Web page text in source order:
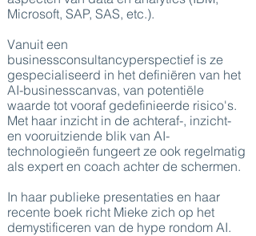
Microsoft, SAP, SAS, etc.).
Vanuit een
businessconsultancyperspectief is ze
gespecialiseerd in het definiëren van het
AI-businesscanvas, van potentiële
waarde tot vooraf gedefinieerde risico's.
Met haar inzicht in de achteraf-, inzicht-
en vooruitziende blik van AI-
technologieën fungeert ze ook regelmatig
als expert en coach achter de schermen.
In haar publieke presentaties en haar
recente boek richt Mieke zich op het
demystificeren van de hype rondom AI.